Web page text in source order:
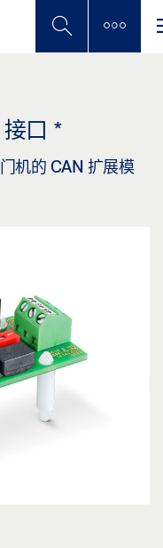
口 *
机的 CAN 扩展模